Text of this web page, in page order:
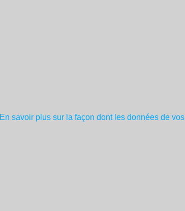
En savoir plus sur la façon dont les données de vos